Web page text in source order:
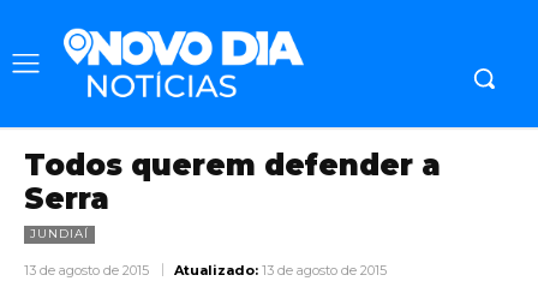
Todos querem defender a
Serra
JUNDIAÍ
13 de agosto de 2015 Atualizado: 13 de agosto de 2015